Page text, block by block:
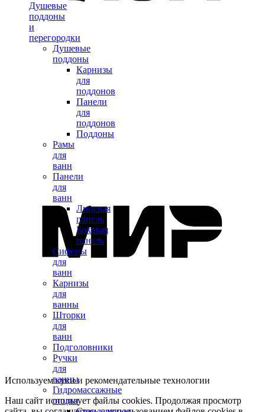
Душевые
поддоны
и
перегородки
Душевые
поддоны
Карнизы
для
поддонов
Панели
для
поддонов
Поддоны
Рамы
для
ванн
Панели
для
ванн
Лицевая
панель
Боковая
панель
Сифоны
для
ванн
Карнизы
для
ванны
Шторки
для
ванн
Подголовники
Ручки
для
ванны
Гидромассажные
опции
Используем куки и рекомендательные технологии
Наш сайт использует файлы cookies. Продолжая просмотр